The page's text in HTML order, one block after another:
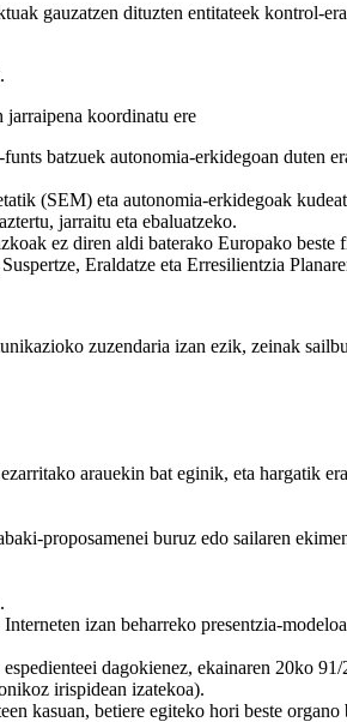
gauzatzen dituzten entitateek kontrol-
jarraipena koordinatu ere
batzuek autonomia-erkidegoan duten
(SEM) eta autonomia-erkidegoak
jarraitu eta ebaluatzeko.
ez diren aldi baterako Europako beste
Eraldatze eta Erresilientzia
zuzendaria izan ezik, zeinak
arauekin bat eginik, eta hargatik
proposamenei buruz edo sailaren
izan beharreko presentzia-
dagokienez, ekainaren 20ko
irispidean izatekoa).
kasuan, betiere egiteko hori beste organo